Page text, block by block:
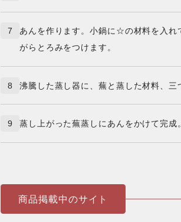
7
あんを作ります。小鍋に☆の材料を入れ
がらとろみをつけます。
8 沸騰した蒸し器に、蕪と蒸した材料、三
9 蒸し上がった蕪蒸しにあんをかけて完成。
商品掲載中のサイト